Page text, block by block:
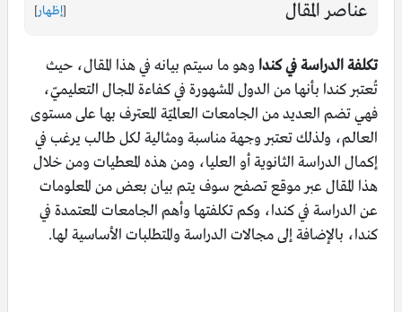
عناصر المقال [إظهار]
تكلفة الدراسة في كندا وهو ما سيتم بيانه في هذا المقال، حيث
تُعتبر كندا بأنها من الدول المشهورة في كفاءة المجال التعليميّ،
فهي تضم العديد من الجامعات العالميّة المعترف بها على مستوى
العالم، ولذلك تعتبر وجهة مناسبة ومثالية لكل طالب يرغب في
إكمال الدراسة الثانوية أو العليا، ومن هذه المعطيات ومن خلال
هذا المقال عبر موقع تصفح سوف يتم بيان بعض من المعلومات
عن الدراسة في كندا، وكم تكلفتها وأهم الجامعات المعتمدة في
كندا، بالإضافة إلى مجالات الدراسة والمتطلبات الأساسية لها.